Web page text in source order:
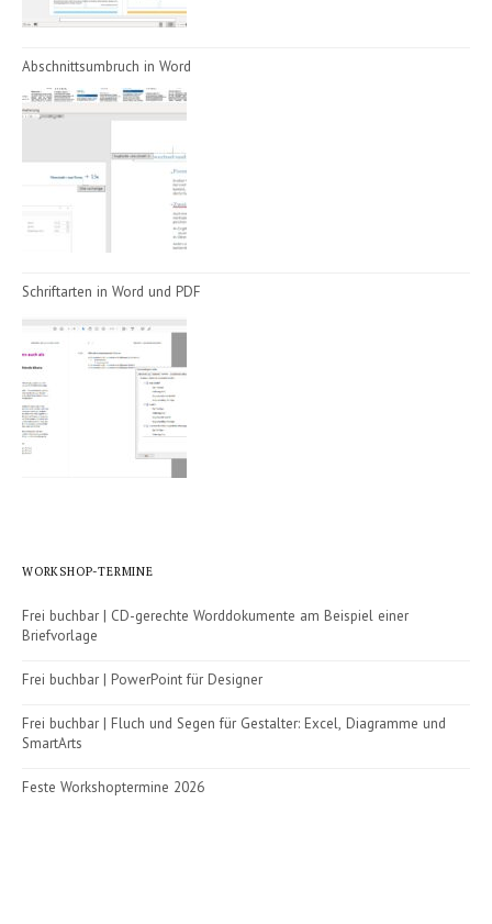
Abschnittsumbruch in Word
Schriftarten in Word und PDF
WORKSHOP-TERMINE
Frei buchbar | CD-gerechte Worddokumente am Beispiel einer
Briefvorlage
Frei buchbar | PowerPoint für Designer
Frei buchbar | Fluch und Segen für Gestalter: Excel, Diagramme und
SmartArts
Feste Workshoptermine 2026